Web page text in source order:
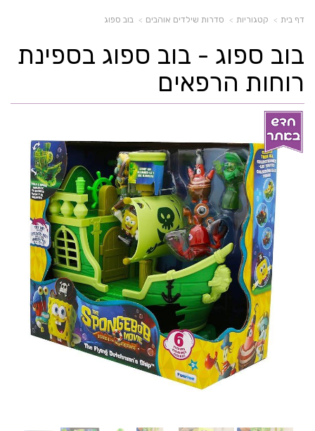
דף בית קטגוריות סדרות שילדים אוהבים בוב ספוג
בוב ספוג - בוב ספוג בספינת
רוחות הרפאים